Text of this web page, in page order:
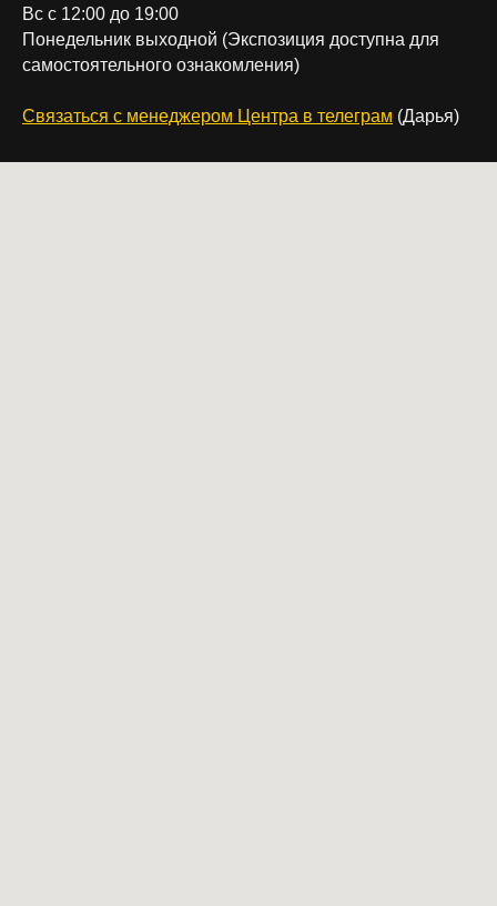
Вс с 12:00 до 19:00
Понедельник выходной (Экспозиция доступна для
самостоятельного ознакомления)
Связаться с менеджером Центра в телеграм (Дарья)